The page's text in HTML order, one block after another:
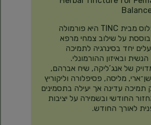
מחזורית פלוס מבית TINC היא פורמולה
על שילוב צמחי מרפא
יחד בסינרגיה לתמיכה
ובאיזון ההורמונלי.
של אנג’ליקה, שיח אברהם,
מליסה, פסיפלורה וליקוריץ
תמיכה עדינה אך יעילה בתסמינים
החודשי ובשמירה על יציבות
לאורך החודש.